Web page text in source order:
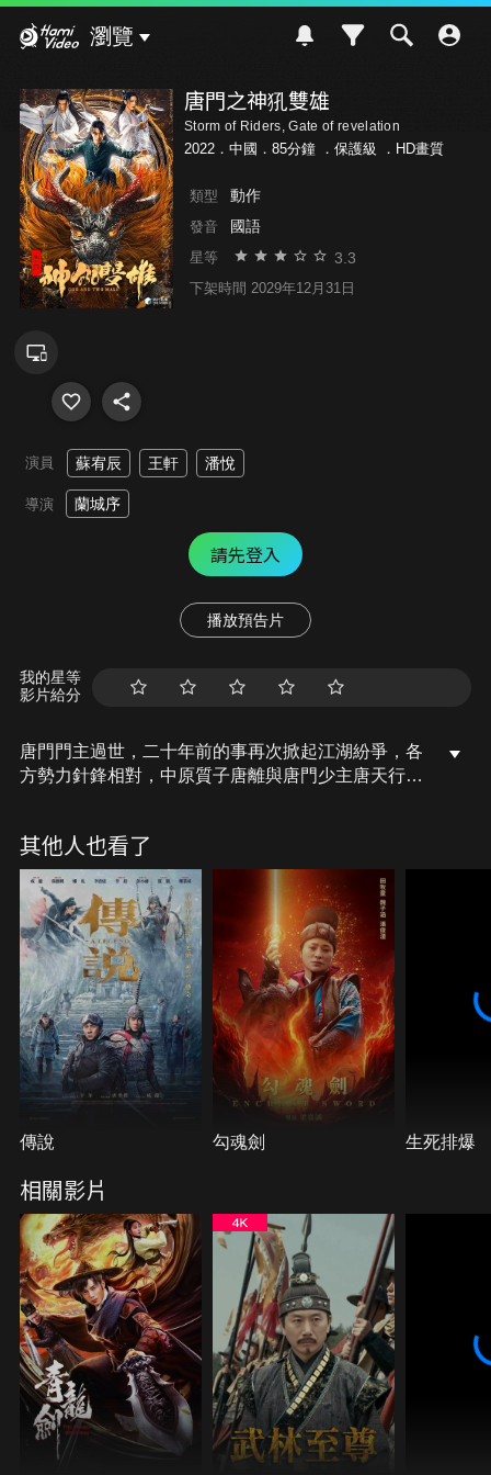
瀏覽
唐門之神犼雙雄
Storm of Riders, Gate of revelation
2022．中國．85分鐘 ． 保護級 ．HD畫質
類型 動作
發音 國語
星等 3.3
下架時間 2029年12月31日
演員 蘇宥辰 王軒 潘悅
導演 蘭城序
請先登入
播放預告片
我的星等
影片給分
唐門門主過世，二十年前的事再次掀起江湖紛爭，各
方勢力針鋒相對，中原質子唐離與唐門少主唐天行，
大戰再次發生。
其他人也看了
傳說 勾魂劍 生死排爆
相關影片